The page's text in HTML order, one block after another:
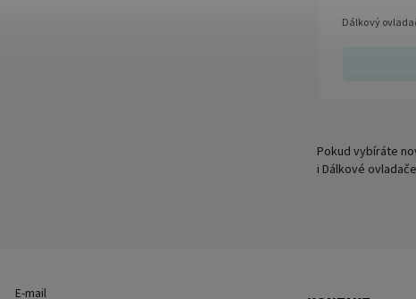
Dálkový
Pokud vybíráte
i Dálkové
E-mail